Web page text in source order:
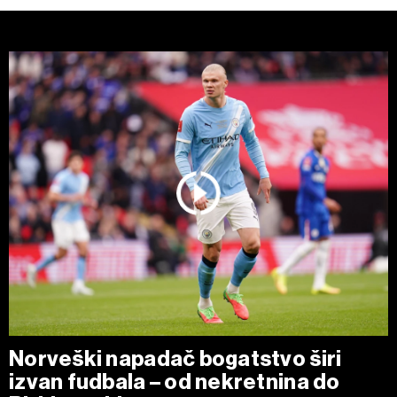
Norveški napadač bogatstvo širi
izvan fudbala – od nekretnina do